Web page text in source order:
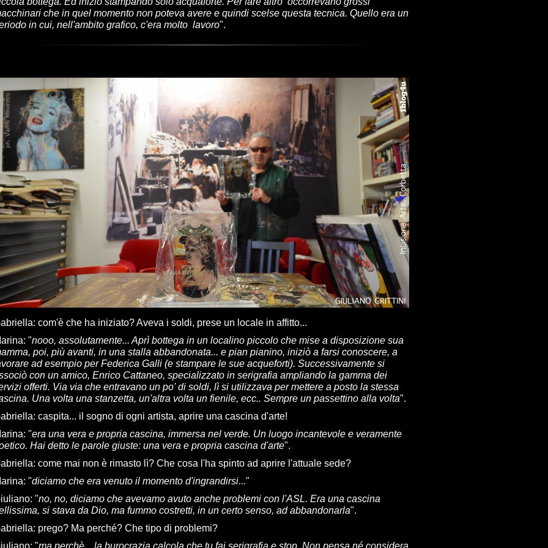
che in quel momento non poteva avere e quindi scelse questa tecnica. Quello era un
in cui, nell'ambito grafico, c'era molto lavoro".
: com'è che ha iniziato? Aveva i soldi, prese un locale in affitto...
: "nooo, assolutamente... Aprì bottega in un localino piccolo che mise a disposizione sua
poi, più avanti, in una stalla abbandonata... e pian pianino, iniziò a farsi conoscere, a
ad esempio per Federica Galli (e stampare le sue acqueforti). Successivamente si
con un amico, Enrico Cattaneo, specializzato in serigrafia ampliando la gamma dei
offerti. Via via che entravano un po' di soldi, lì si utilizzava per mettere a posto la stessa
Una volta una stanzetta, un'altra volta un fienile, ecc.. Sempre un passettino alla volta".
: caspita... il sogno di ogni artista, aprire una cascina d'arte!
: "era una vera e propria cascina, immersa nel verde. Un luogo incantevole e veramente
Hai detto le parole giuste: una vera e propria cascina d'arte".
: come mai non è rimasto lì? Che cosa l'ha spinto ad aprire l'attuale sede?
: "diciamo che era venuto il momento d'ingrandirsi..."
: "no, no, diciamo che avevamo avuto anche problemi con l'ASL. Era una cascina
si stava da Dio, ma fummo costretti, in un certo senso, ad abbandonarla".
: prego? Ma perché? Che tipo di problemi?
: "ma perchè... la burocrazia calcola che tu fai serigrafia e stop. Non pensa né considera